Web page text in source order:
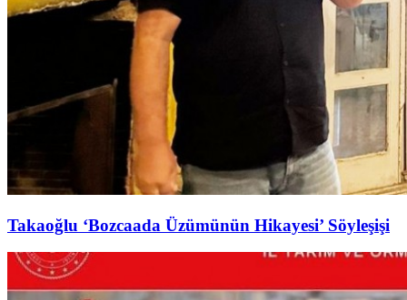
Takaoğlu ‘Bozcaada Üzümünün Hikayesi’ Söyleşişi